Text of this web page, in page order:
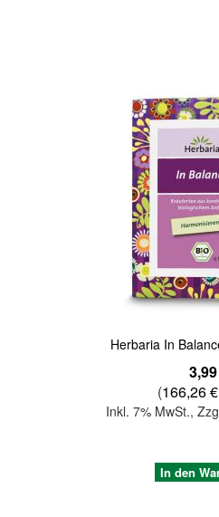
Herbaria In
(166,26 €
Inkl. 7% MwSt.,
In den